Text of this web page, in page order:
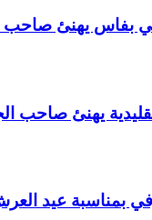
صاحب الجلالة بمناسبة
صاحب الجلالة محمد
بمناسبة عيد